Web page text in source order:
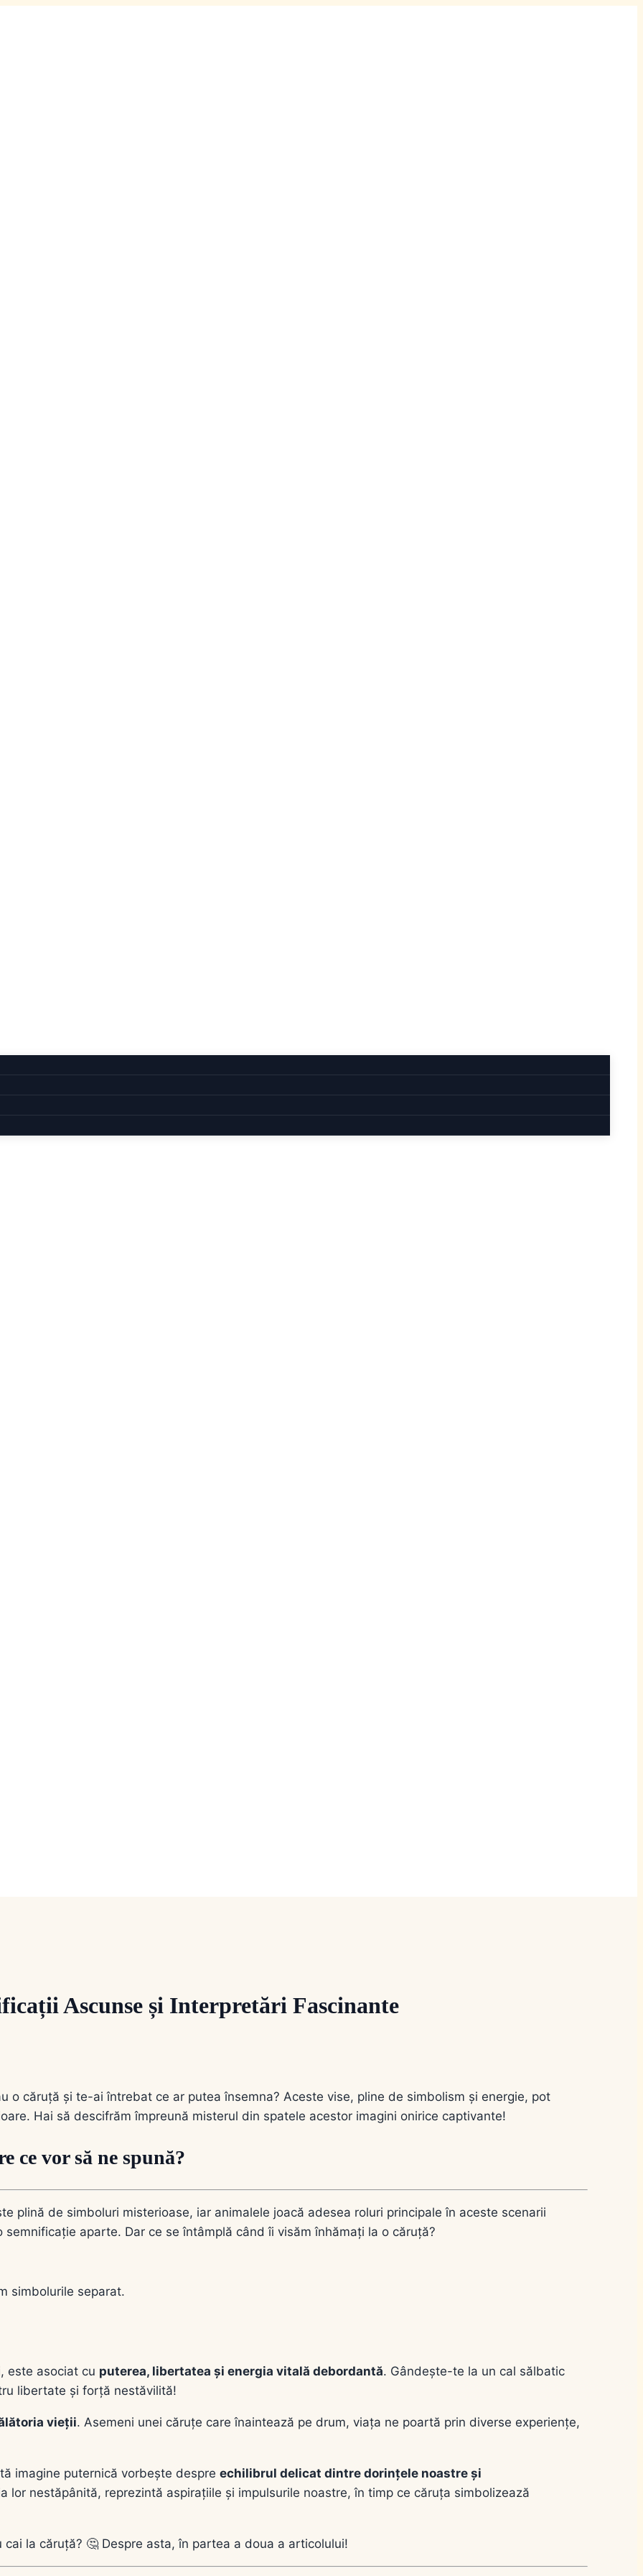
Ascunse și Interpretări Fascinante
o căruță și te-ai întrebat ce ar putea însemna? Aceste vise, pline de simbolism și energie, pot
Hai să descifrăm împreună misterul din spatele acestor imagini onirice captivante!
ce vor să ne spună?
plină de simboluri misterioase, iar animalele joacă adesea roluri principale în aceste scenarii
aparte. Dar ce se întâmplă când îi visăm înhămați la o căruță?
simbolurile separat.
este asociat cu puterea, libertatea și energia vitală debordantă. Gândește-te la un cal sălbatic
libertate și forță nestăvilită!
vieții. Asemeni unei căruțe care înaintează pe drum, viața ne poartă prin diverse experiențe,
imagine puternică vorbește despre echilibrul delicat dintre dorințele noastre și
lor nestăpânită, reprezintă aspirațiile și impulsurile noastre, în timp ce căruța simbolizează
la căruță? 🤔 Despre asta, în partea a doua a articolului!